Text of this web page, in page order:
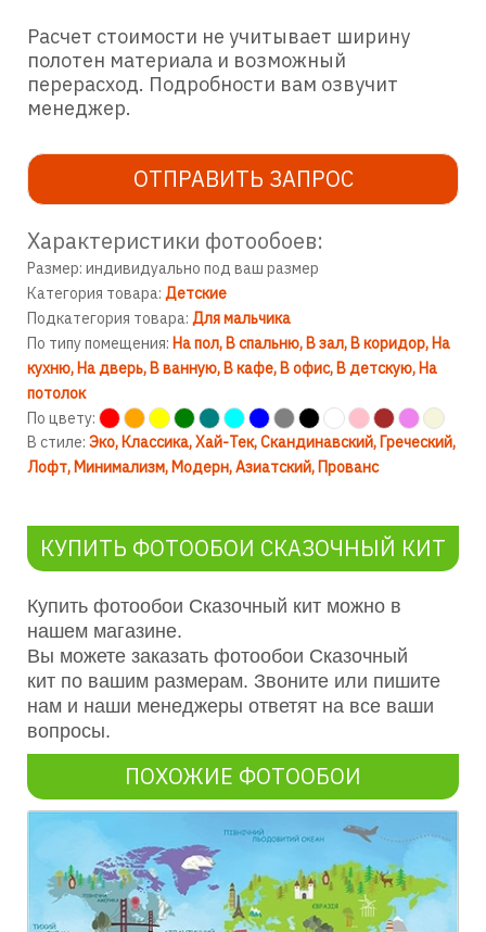
Расчет стоимости не учитывает ширину
полотен материала и возможный
перерасход. Подробности вам озвучит
менеджер.
ОТПРАВИТЬ ЗАПРОС
Характеристики фотообоев:
Размер: индивидуально под ваш размер
Категория товара: Детские
Подкатегория товара: Для мальчика
По типу помещения: На пол В спальню В зал В коридор На
кухню На дверь В ванную В кафе В офис В детскую На
потолок
По цвету:
В стиле: Эко Классика Хай-Тек Скандинавский Греческий
Лофт Минимализм Модерн Азиатский Прованс
КУПИТЬ ФОТООБОИ СКАЗОЧНЫЙ КИТ
Купить фотообои Сказочный кит можно в
нашем магазине.
Вы можете заказать фотообои Сказочный
кит по вашим размерам. Звоните или пишите
нам и наши менеджеры ответят на все ваши
вопросы.
ПОХОЖИЕ ФОТООБОИ